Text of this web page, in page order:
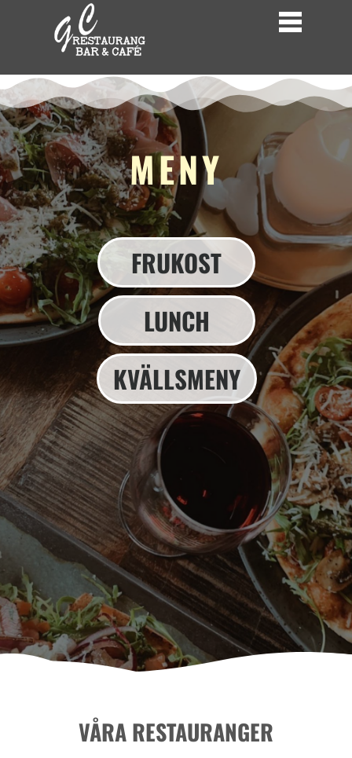
MENY
FRUKOST
LUNCH
KVÄLLSMENY
VÅRA RESTAURANGER